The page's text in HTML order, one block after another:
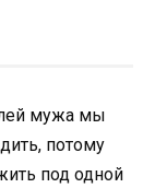
мужа мы
потому
под одной